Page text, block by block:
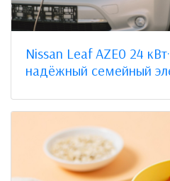
Nissan Leaf AZE0 24
надёжный семейный